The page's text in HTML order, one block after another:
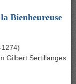
Bienheureuse
1274)
Gilbert Sertillanges